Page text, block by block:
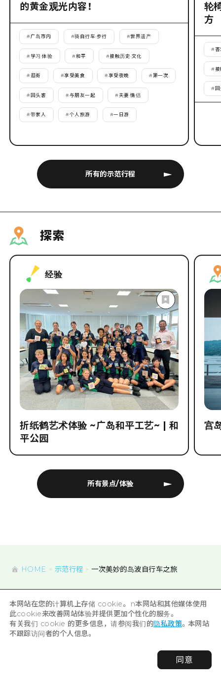
所有的示范行程
的黄金观光内容！
#广岛市内 #骑自行车·步行 #世界遗产
# 学习·体验 #和平 #接触历史·文化
#逛街 #享受美食 #享受夜晚 #第一次
# 回头客 #与朋友一起 #夫妻·情侣
#带家人 #个人旅游 #一日游
轮
方
#
#接
#
探索
所有景点/体验
经验
折纸鹤艺术体验 ~广岛和平工艺~ | 和
平公园
宫
HOME 示范行程 一次美妙的岛波自行车之旅
OFFICIAL SNS
本网站在您的计算机上存储 cookie。 n本网站和其他媒体使用
此cookie来改善网站体验并提供更加个性化的服务。
有关我们 cookie 的更多信息，请参阅我们的隐私政策。本网站
不跟踪访问者的个人信息。
同意